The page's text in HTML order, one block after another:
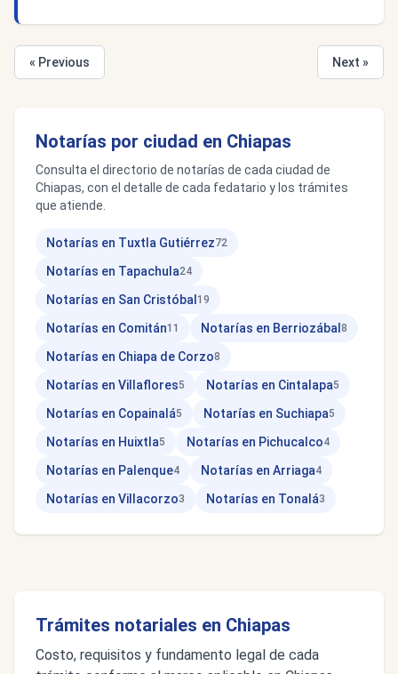
« Previous Next »
Notarías por ciudad en Chiapas
Consulta el directorio de notarías de cada ciudad de
Chiapas, con el detalle de cada fedatario y los trámites
que atiende.
Notarías en Tuxtla Gutiérrez72
Notarías en Tapachula24
Notarías en San Cristóbal 19
Notarías en Comitán11 Notarías en Berriozábal 8
Notarías en Chiapa de Corzo8
Notarías en Villaflores5 Notarías en Cintalapa5
Notarías en Copainalá5 Notarías en Suchiapa5
Notarías en Huixtla5 Notarías en Pichucalco4
Notarías en Palenque4 Notarías en Arriaga4
Notarías en Villacorzo3 Notarías en Tonalá3
Trámites notariales en Chiapas
Costo, requisitos y fundamento legal de cada